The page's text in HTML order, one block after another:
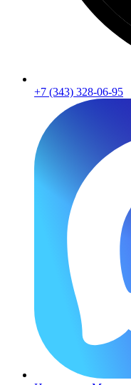
+7 (343) 328-06-95